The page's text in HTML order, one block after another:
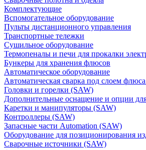
Комплектующие
Вспомогательное оборудование
Пульты дистанционного управления
Транспортные тележки
Сушильное оборудование
Термопеналы и печи для прокалки
Бункеры для хранения флюсов
Автоматическое оборудование
Автоматическая сварка под слоем
Головки и горелки (SAW)
Дополнительные оснащение и опции
Каретки и манипуляторы (SAW)
Контроллеры (SAW)
Запасные части Automation (SAW)
Оборудование для позиционирования
Сварочные источники (SAW)